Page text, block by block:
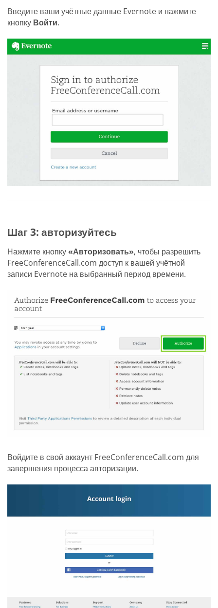
Введите ваши учётные данные Evernote и нажмите
кнопку Войти.
Шаг 3: авторизуйтесь
Нажмите кнопку«Авторизовать», чтобы разрешить
FreeConferenceCall.com доступ к вашей учётной
записи Evernote на выбранный период времени.
Войдите в свой аккаунт FreeConferenceCall.com для
завершения процесса авторизации.